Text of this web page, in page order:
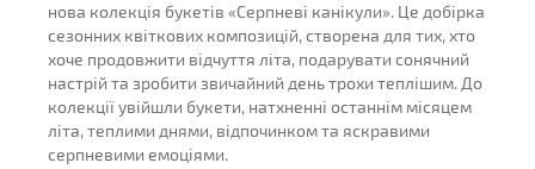
нова колекція букетів «Серпневі канікули». Це добірка
сезонних квіткових композицій, створена для тих, хто
хоче продовжити відчуття літа, подарувати сонячний
настрій та зробити звичайний день трохи теплішим. До
колекції увійшли букети, натхненні останнім місяцем
літа, теплими днями, відпочинком та яскравими
серпневими емоціями.